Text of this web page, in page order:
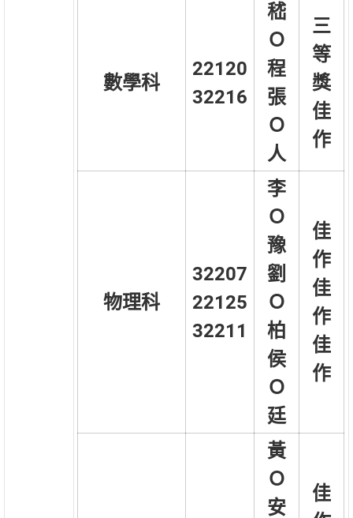
數學科
22120
32216
嵇
Ｏ
程
張
Ｏ
人
三
等
獎
佳
作
物理科
32207
22125
32211
李
Ｏ
豫
劉
Ｏ
柏
侯
Ｏ
廷
佳
作
佳
作
佳
作
黃
Ｏ
安
佳